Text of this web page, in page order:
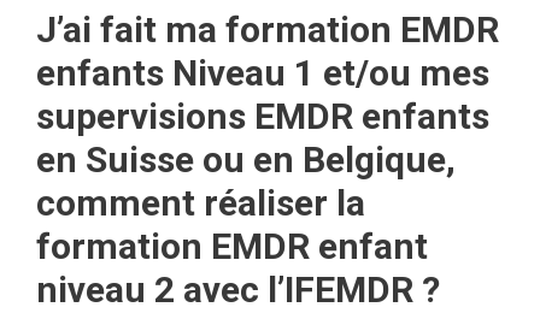
J’ai fait ma formation EMDR
enfants Niveau 1 et/ou mes
supervisions EMDR enfants
en Suisse ou en Belgique,
comment réaliser la
formation EMDR enfant
niveau 2 avec l’IFEMDR ?